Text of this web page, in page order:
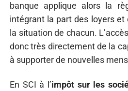
banque applique alors la
intégrant la part des loyers et
la situation de chacun.
donc très directement de la
à supporter de nouvelles
En SCI à l’impôt sur les